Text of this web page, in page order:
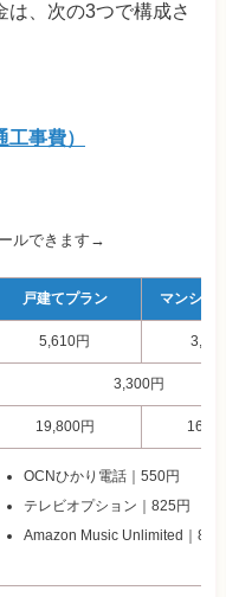
、次の3つで構成さ
事費）
ルできます→
戸建てプラン マンショ
5,610円
3,300円
19,800円
OCNひかり電話｜550円
テレビオプション｜825円
Amazon Music Unlimited｜